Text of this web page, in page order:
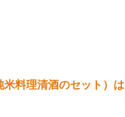
料理清酒のセット）は